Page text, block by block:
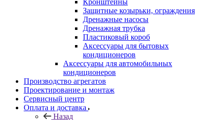
Кронштейны
Защитные козырьки, ограждения
Дренажные насосы
Дренажная трубка
Пластиковый короб
Аксессуары для бытовых
кондиционеров
Аксессуары для автомобильных
кондиционеров
Производство агрегатов
Проектирование и монтаж
Сервисный центр
Оплата и доставка
Назад